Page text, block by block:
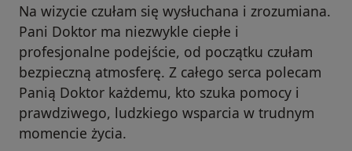
Na wizycie czułam się wysłuchana i zrozumiana.
Pani Doktor ma niezwykle ciepłe i
profesjonalne podejście, od początku czułam
bezpieczną atmosferę. Z całego serca polecam
Panią Doktor każdemu, kto szuka pomocy i
prawdziwego, ludzkiego wsparcia w trudnym
momencie życia.